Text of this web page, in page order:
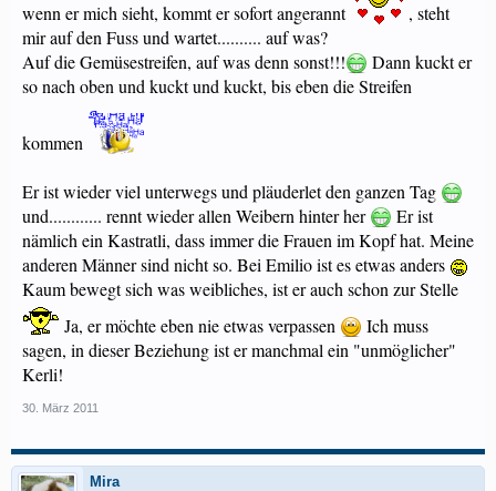
wenn er mich sieht, kommt er sofort angerannt
, steht
mir auf den Fuss und wartet.......... auf was?
Auf die Gemüsestreifen, auf was denn sonst!!!
Dann kuckt er
so nach oben und kuckt und kuckt, bis eben die Streifen
kommen
Er ist wieder viel unterwegs und pläuderlet den ganzen Tag
und............ rennt wieder allen Weibern hinter her
Er ist
nämlich ein Kastratli, dass immer die Frauen im Kopf hat. Meine
anderen Männer sind nicht so. Bei Emilio ist es etwas anders
Kaum bewegt sich was weibliches, ist er auch schon zur Stelle
Ja, er möchte eben nie etwas verpassen
Ich muss
sagen, in dieser Beziehung ist er manchmal ein "unmöglicher"
Kerli!
30. März 2011
Mira